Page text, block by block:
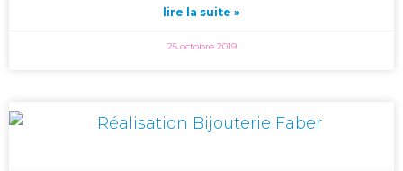
lire la suite »
25 octobre 2019